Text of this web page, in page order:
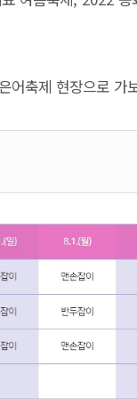
어축제 현장으로 가